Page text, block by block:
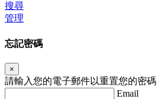
搜尋
管理
忘記密碼
×
請輸入您的電子郵件以重置您的密碼
Email